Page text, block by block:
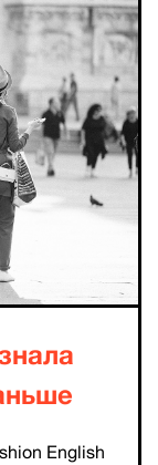
English